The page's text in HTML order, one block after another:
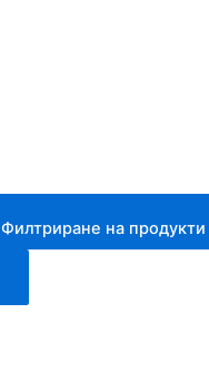
Филтриране на продукти